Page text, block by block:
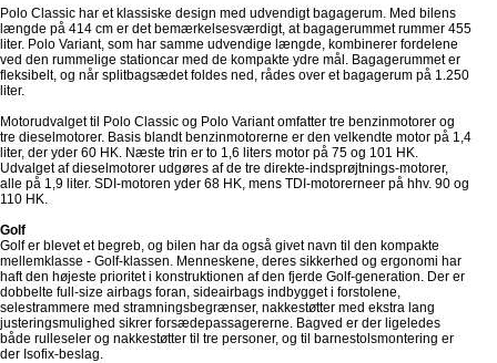
Polo Classic har et klassiske design med udvendigt bagagerum. Med bilens
længde på 414 cm er det bemærkelsesværdigt, at bagagerummet rummer 455
liter. Polo Variant, som har samme udvendige længde, kombinerer fordelene
ved den rummelige stationcar med de kompakte ydre mål. Bagagerummet er
fleksibelt, og når splitbagsædet foldes ned, rådes over et bagagerum på 1.250
liter.
Motorudvalget til Polo Classic og Polo Variant omfatter tre benzinmotorer og
tre dieselmotorer. Basis blandt benzinmotorerne er den velkendte motor på 1,4
liter, der yder 60 HK. Næste trin er to 1,6 liters motor på 75 og 101 HK.
Udvalget af dieselmotorer udgøres af de tre direkte-indsprøjtnings-motorer,
alle på 1,9 liter. SDI-motoren yder 68 HK, mens TDI-motorerneer på hhv. 90 og
110 HK.
Golf
Golf er blevet et begreb, og bilen har da også givet navn til den kompakte
mellemklasse - Golf-klassen. Menneskene, deres sikkerhed og ergonomi har
haft den højeste prioritet i konstruktionen af den fjerde Golf-generation. Der er
dobbelte full-size airbags foran, sideairbags indbygget i forstolene,
selestrammere med stramningsbegrænser, nakkestøtter med ekstra lang
justeringsmulighed sikrer forsædepassagererne. Bagved er der ligeledes
både rulleseler og nakkestøtter til tre personer, og til barnestolsmontering er
der Isofix-beslag.